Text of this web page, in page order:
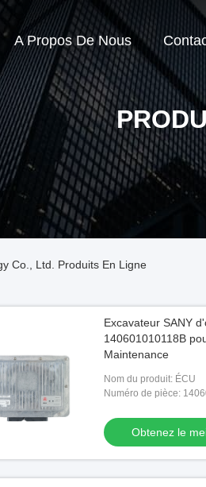
A Propos De Nous
Co., Ltd. Produits En Ligne
Excavateur SANY
140601010118B
Maintenance
Nom du produit: ÉCU
Numéro de pièce:
Obtenez le